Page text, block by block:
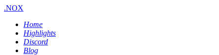
.NOX
Home
Highlights
Discord
Blog